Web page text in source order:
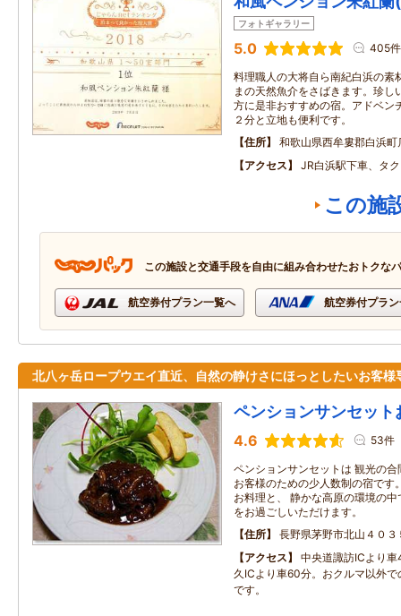
フォトギャラリー
5.0 405件
料理職人の大将自ら南紀白浜の素
まの天然魚介をさばきます。珍し
方に是非おすすめの宿。アドベン
２分と立地も便利です。
住所
和歌山県西牟婁郡白浜
アクセス
JR白浜駅下車、タ
この施
この施設と交通手段を自由に組み合わせたおトクな
航空券付プラン一覧へ 航空券付プラ
北八ヶ岳ロープウエイ直近、自然の静けさにほっとしたいお客様
ペンションサンセット
4.6 53件
ペンションサンセットは 観光の
お客様のための少人数制の宿です
お料理と、 静かな高原の環境の
をお過ごしいただけます。
住所
長野県茅野市北山４０３
アクセス
中央道諏訪ICより
久ICより車60分。おクルマ以外
です。